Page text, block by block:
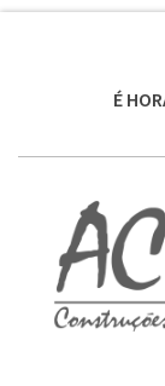
É